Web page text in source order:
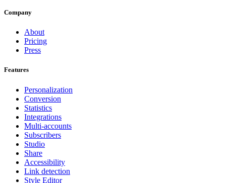
Company
About
Pricing
Press
Features
Personalization
Conversion
Statistics
Integrations
Multi-accounts
Subscribers
Studio
Share
Accessibility
Link detection
Style Editor